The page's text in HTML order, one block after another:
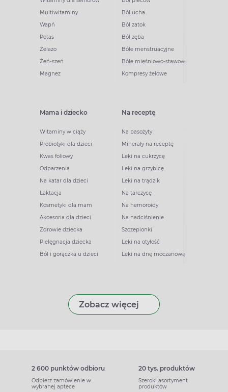
Multiwitaminy
Wapń
Potas
Żelazo
Żeń-szeń
Magnez
Ból ucha
Ból zatok
Ból zęba
Bóle menstruacyjne
Bóle mięśniowo-stawowe
Kompresy żelowe
Mama i dziecko
Witaminy w ciąży
Probiotyki dla dzieci
Kwas foliowy
Odparzenia
Na katar dla dzieci
Laktacja
Kosmetyki dla mam
Akcesoria dla dzieci
Zdrowie dziecka
Pielęgnacja dziecka
Ból i gorączka u dzieci
Na receptę
Na pasożyty
Minerały na receptę
Leki na cukrzycę
Leki na grzybicę
Leki na trądzik
Na tarczycę
Na hemoroidy
Na nadciśnienie
Szczepionki
Leki na otyłość
Leki na dnę moczanową
Zobacz więcej
2 600 punktów odbioru
Odbierz zamówienie w
wybranej aptece
20 tys. produktów
Szeroki asortyment
produktów